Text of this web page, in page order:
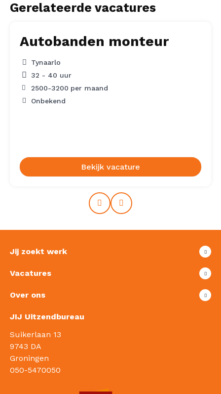
Gerelateerde vacatures
Autobanden monteur
Tynaarlo
32 - 40 uur
2500-3200 per maand
Onbekend
Bekijk vacature
Prev Next
Jij zoekt werk
Vacatures
Over ons
JIJ Uitzendbureau
Suikerlaan 13
9743 DA
Groningen
050-5470050